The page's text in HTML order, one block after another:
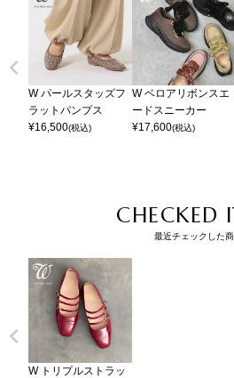
W パールスタッズフ
ラットパンプス
¥16,500(税込)
W ベロアリボンスエ
ードスニーカー
¥17,600(税込)
CHECKED
最近チェックした
W トリプルストラッ